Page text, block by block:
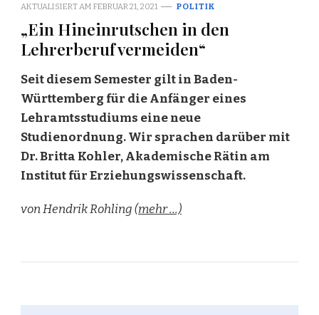
AKTUALISIERT AM FEBRUAR 21, 2021 POLITIK
„Ein Hineinrutschen in den
Lehrerberuf vermeiden“
Seit diesem Semester gilt in Baden-
Württemberg für die Anfänger eines
Lehramtsstudiums eine neue
Studienordnung. Wir sprachen darüber mit
Dr. Britta Kohler, Akademische Rätin am
Institut für Erziehungswissenschaft.
von Hendrik Rohling(mehr …)